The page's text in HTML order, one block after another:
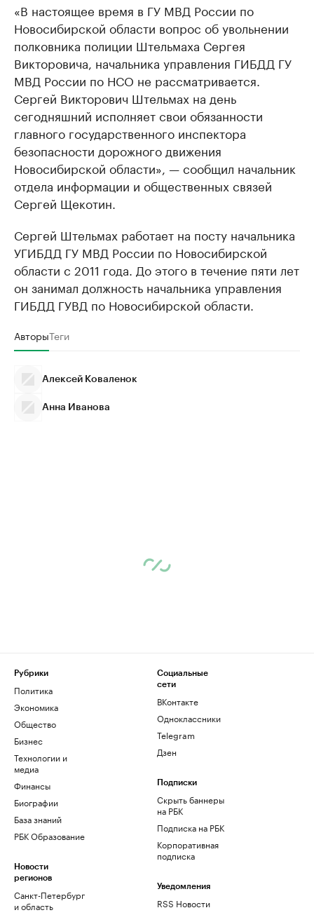
«В настоящее время в ГУ МВД России по
Новосибирской области вопрос об увольнении
полковника полиции Штельмаха Сергея
Викторовича, начальника управления ГИБДД ГУ
МВД России по НСО не рассматривается.
Сергей Викторович Штельмах на день
сегодняшний исполняет свои обязанности
главного государственного инспектора
безопасности дорожного движения
Новосибирской области», — сообщил начальник
отдела информации и общественных связей
Сергей Щекотин.
Сергей Штельмах работает на посту начальника
УГИБДД ГУ МВД России по Новосибирской
области с 2011 года. До этого в течение пяти лет
он занимал должность начальника управления
ГИБДД ГУВД по Новосибирской области.
АвторыТеги
Алексей Коваленок
Анна Иванова
Рубрики
Политика
Экономика
Общество
Бизнес
Технологии и
медиа
Финансы
Биографии
База знаний
РБК Образование
Новости
регионов
Санкт-Петербург
и область
Социальные
сети
ВКонтакте
Одноклассники
Telegram
Дзен
Подписки
Скрыть баннеры
на РБК
Подписка на РБК
Корпоративная
подписка
Уведомления
RSS Новости